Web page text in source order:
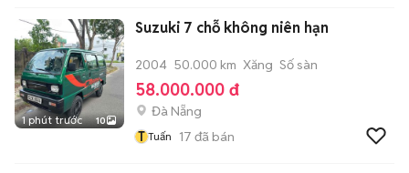
1 phút trước 10
Suzuki 7 chỗ không niên hạn
2004 50.000 km Xăng Số sàn
58.000.000 đ
Đà Nẵng
T Tuấn 17 đã bán